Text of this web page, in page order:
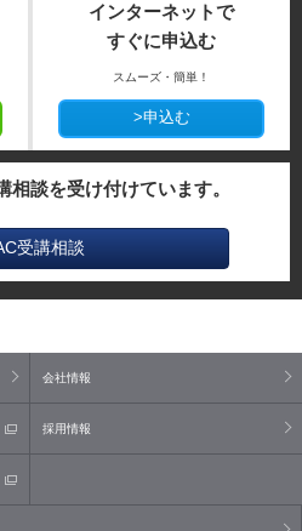
インターネットで
すぐに申込む
スムーズ・簡単！
>申込む
相談を受け付けています。
受講相談
会社情報
採用情報